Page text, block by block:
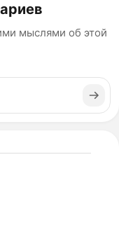
мыслями об этой